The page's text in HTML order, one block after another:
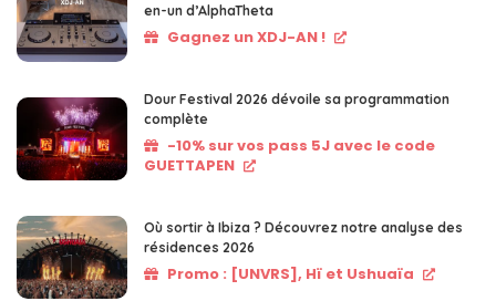
en-un d’AlphaTheta
Gagnez un XDJ-AN !
Dour Festival 2026 dévoile sa programmation
complète
-10% sur vos pass 5J avec le code
GUETTAPEN
Où sortir à Ibiza ? Découvrez notre analyse des
résidences 2026
Promo : [UNVRS], Hï et Ushuaïa